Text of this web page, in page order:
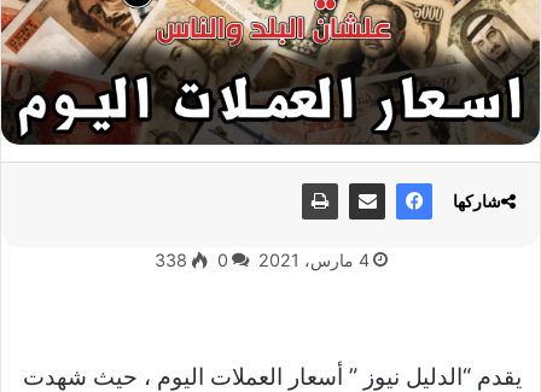
4 مارس، 2021 0
338
يقدم “الدليل نيوز ” أسعار العملات اليوم ، حيث شهدت
شاركها